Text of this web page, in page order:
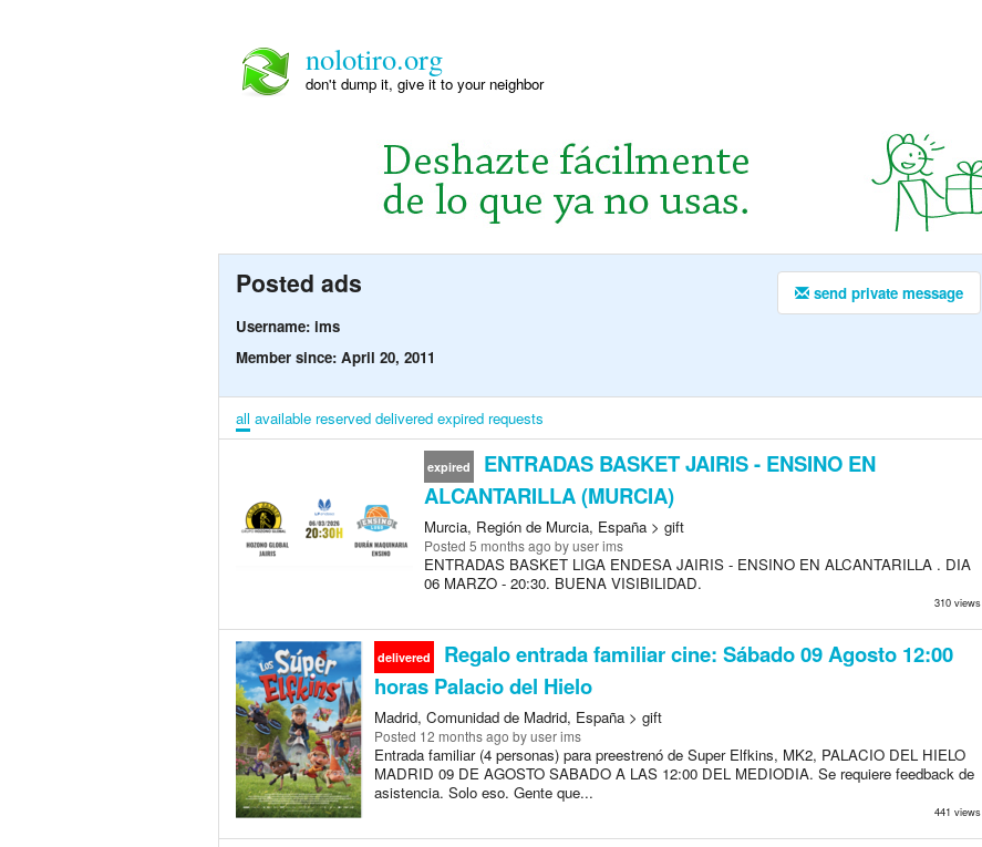
nolotiro.org
don't dump it, give it to your neighbor
send private message
Posted ads
Username: ims
Member since: April 20, 2011
all available reserved delivered expired requests
expired
ENTRADAS BASKET JAIRIS - ENSINO EN
ALCANTARILLA (MURCIA)
Murcia, Región de Murcia, España > gift
Posted 5 months ago by user ims
ENTRADAS BASKET LIGA ENDESA JAIRIS - ENSINO EN ALCANTARILLA . DIA
06 MARZO - 20:30. BUENA VISIBILIDAD.
310 views
delivered
Regalo entrada familiar cine: Sábado 09 Agosto 12:00
horas Palacio del Hielo
Madrid, Comunidad de Madrid, España > gift
Posted 12 months ago by user ims
Entrada familiar (4 personas) para preestrenó de Super Elfkins, MK2, PALACIO DEL HIELO
MADRID 09 DE AGOSTO SABADO A LAS 12:00 DEL MEDIODIA. Se requiere feedback de
asistencia. Solo eso. Gente que...
441 views